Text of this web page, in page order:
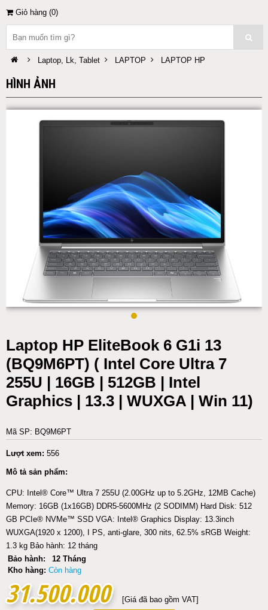
Giỏ hàng (0)
Laptop, Lk, Tablet LAPTOP LAPTOP HP
HÌNH ẢNH
Laptop HP EliteBook 6 G1i 13
(BQ9M6PT) ( Intel Core Ultra 7
255U | 16GB | 512GB | Intel
Graphics | 13.3 | WUXGA | Win 11)
Mã SP: BQ9M6PT
Lượt xem: 556
Mô tả sản phẩm:
CPU: Intel® Core™ Ultra 7 255U (2.00GHz up to 5.2GHz, 12MB Cache)
Memory: 16GB (1x16GB) DDR5-5600MHz (2 SODIMM) Hard Disk: 512
GB PCIe® NVMe™ SSD VGA: Intel® Graphics Display: 13.3inch
WUXGA(1920 x 1200), I PS, anti-glare, 300 nits, 62.5% sRGB Weight:
1.3 kg Bảo hành: 12 tháng
Bảo hành:
12 Tháng
Kho hàng: Còn hàng
31.500.000
31.500.000 [Giá đã bao gồm VAT]